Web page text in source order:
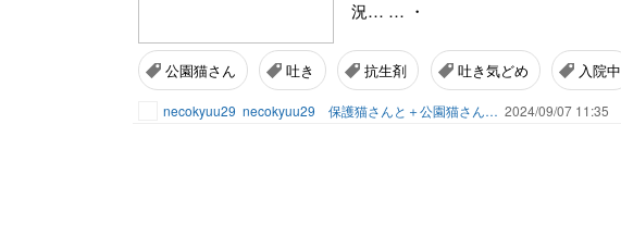
況… … ・
公園猫さん 吐き 抗生剤 吐き気どめ 入院中
necokyuu29 necokyuu29 保護猫さんと＋公園猫さん… 2024/09/07 11:35